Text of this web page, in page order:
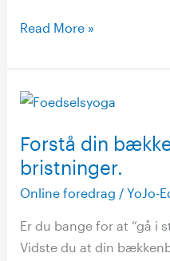
Read More »
Forstå din
bristninger.
Online foredrag /YoJo-
Er du bange for at “gå i
Vidste du at din
Forstå
bækkenbund
og
forebyg